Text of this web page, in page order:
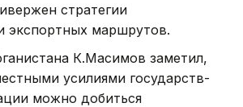
стратегии
экспортных маршрутов.
К.Масимов заметил,
усилиями государств-
можно добиться